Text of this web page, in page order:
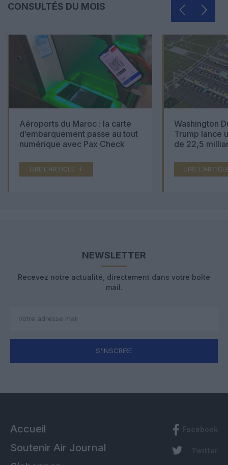
CONSULTÉS DU MOIS
Aéroports du Maroc : la carte
d’embarquement passe au tout
numérique avec Pax Check
LIRE L'ARTICLE
Washington
Trump lance
de 22,5
LIRE
NEWSLETTER
Recevez notre actualité, directement dans votre boîte
mail.
S'INSCRIRE
Accueil
Soutenir Air Journal